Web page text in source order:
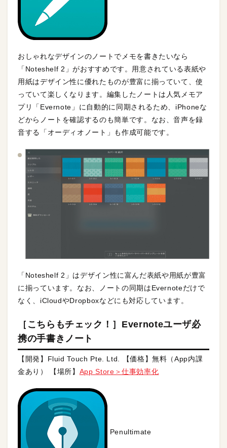
おしゃれなデザインのノートでメモを書きたいなら
「Noteshelf 2」がおすすめです。用意されている表紙や
用紙はデザイン性に優れたものが豊富に揃っていて、使
っていて楽しくなります。編集したノートは人気メモア
プリ「Evernote」に自動的に同期されるため、iPhoneな
どからノートを確認するのも簡単です。なお、音声を録
音する「オーディオノート」も作成可能です。
「Noteshelf 2」はデザイン性に富んだ表紙や用紙が豊富
に揃っています。なお、ノートの同期はEvernoteだけで
なく、iCloudやDropboxなどにも対応しています。
［こちらもチェック！］Evernoteユーザ必
携の手書きノート
【開発】Fluid Touch Pte. Ltd. 【価格】無料（App内課
金あり） 【場所】 App Store＞仕事効率化
Penultimate